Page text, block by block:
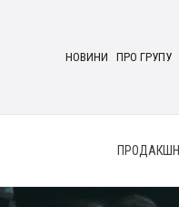
НОВИНИ ПРО ГРУПУ
ПРОДАКШН